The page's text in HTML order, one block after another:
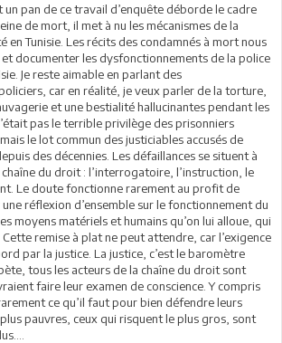
un pan de ce travail d’enquête déborde le cadre
de mort, il met à nu les mécanismes de la
en Tunisie. Les récits des condamnés à mort nous
documenter les dysfonctionnements de la police
Je reste aimable en parlant des
car en réalité, je veux parler de la torture,
et une bestialité hallucinantes pendant les
pas le terrible privilège des prisonniers
le lot commun des justiciables accusés de
des décennies. Les défaillances se situent à
du droit : l’interrogatoire, l’instruction, le
Le doute fonctionne rarement au profit de
une réflexion d’ensemble sur le fonctionnement du
moyens matériels et humains qu’on lui alloue, qui
remise à plat ne peut attendre, car l’exigence
par la justice. La justice, c’est le baromètre
tous les acteurs de la chaîne du droit sont
faire leur examen de conscience. Y compris
ce qu’il faut pour bien défendre leurs
plus pauvres, ceux qui risquent le plus gros, sont